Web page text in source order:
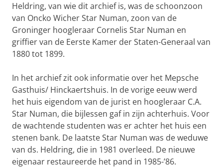
Heldring, van wie dit archief is, was de schoonzoon
van Oncko Wicher Star Numan, zoon van de
Groninger hoogleraar Cornelis Star Numan en
griffier van de Eerste Kamer der Staten-Generaal van
1880 tot 1899.
In het archief zit ook informatie over het Mepsche
Gasthuis/ Hinckaertshuis. In de vorige eeuw werd
het huis eigendom van de jurist en hoogleraar C.A.
Star Numan, die bijlessen gaf in zijn achterhuis. Voor
de wachtende studenten was er achter het huis een
stenen bank. De laatste Star Numan was de weduwe
van ds. Heldring, die in 1981 overleed. De nieuwe
eigenaar restaureerde het pand in 1985-’86.